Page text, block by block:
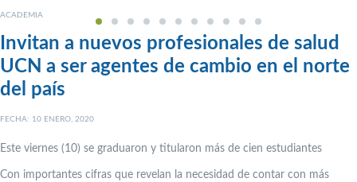
ACADEMIA
Invitan a nuevos profesionales de salud
UCN a ser agentes de cambio en el norte
del país
FECHA: 10 ENERO, 2020
Este viernes (10) se graduaron y titularon más de cien estudiantes
Con importantes cifras que revelan la necesidad de contar con más